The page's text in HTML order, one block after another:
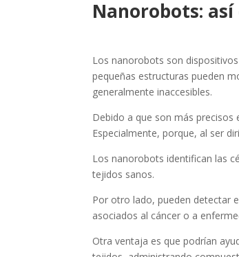
Nanorobots:
Los nanorobots son
pequeñas estructuras pueden
generalmente inaccesibles.
Debido a que son más
Especialmente, porque, al ser
Los nanorobots identifican las
tejidos sanos.
Por otro lado, pueden detectar
asociados al cáncer o a
Otra ventaja es que podrían